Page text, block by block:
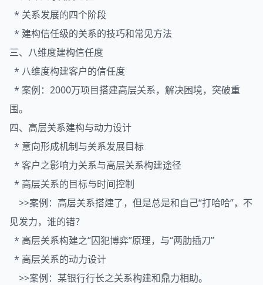
* 关系发展的四个阶段
* 建构信任级的关系的技巧和常见方法
三、八维度建构信任度
* 八维度构建客户的信任度
* 案例：2000万项目搭建高层关系，解决困境，突破重
围。
四、高层关系建构与动力设计
* 意向形成机制与关系发展目标
* 客户之影响力关系与高层关系构建途径
* 高层关系的目标与时间控制
>>案例：高层关系搭建了，但是总是和自己“打哈哈”，不
见发力，谁的错？
* 高层关系构建之“囚犯博弈”原理，与“两肋插刀”
* 高层关系的动力设计
>>案例：某银行行长之关系构建和鼎力相助。